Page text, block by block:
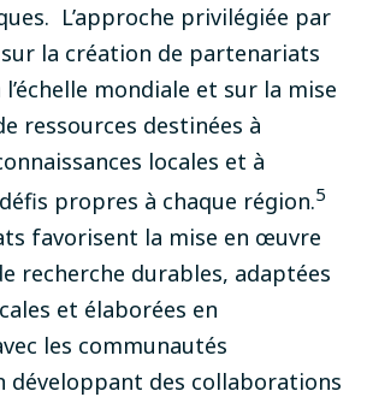
L’approche privilégiée par
sur la création de partenariats
mondiale et sur la mise
ressources destinées à
locales et à
propres à chaque région.5
favorisent la mise en œuvre
recherche durables, adaptées
et élaborées en
les communautés
développant des collaborations